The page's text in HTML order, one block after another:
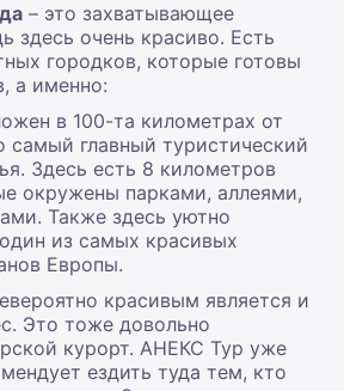
– это захватывающее
здесь очень красиво. Есть
городков, которые готовы
а именно:
в 100-та километрах от
самый главный туристический
Здесь есть 8 километров
окружены парками, аллеями,
Также здесь уютно
из самых красивых
Европы.
красивым является и
Это тоже довольно
курорт. АНЕКС Тур уже
ездить туда тем, кто